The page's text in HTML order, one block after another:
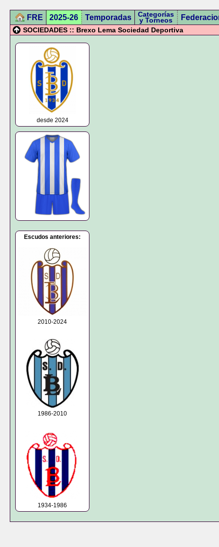
FRE 2025-26 Temporadas Categorías
y Torneos
SOCIEDADES :: Brexo Lema Sociedad Deportiva
desde 2024
Escudos anteriores:
2010-2024
1986-2010
1934-1986